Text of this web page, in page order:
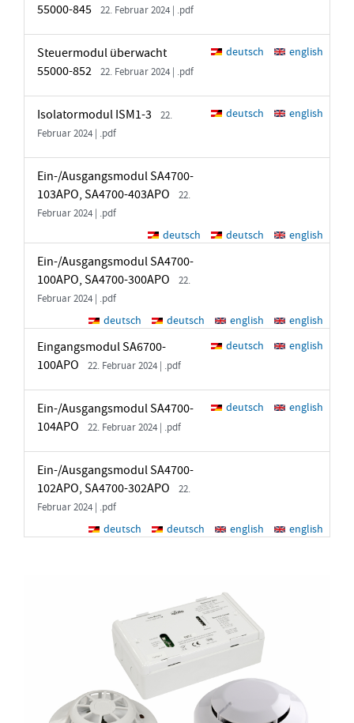
55000-845
22. Februar 2024 | .pdf
Steuermodul überwacht
55000-852
22. Februar 2024 | .pdf
deutsch english
Isolatormodul ISM1-3
22.
Februar 2024 | .pdf
deutsch english
Ein-/Ausgangsmodul SA4700-
103APO, SA4700-403APO
22.
Februar 2024 | .pdf
deutsch deutsch english
Ein-/Ausgangsmodul SA4700-
100APO, SA4700-300APO
22.
Februar 2024 | .pdf
deutsch deutsch english english
Eingangsmodul SA6700-
100APO
22. Februar 2024 | .pdf
deutsch english
Ein-/Ausgangsmodul SA4700-
104APO
22. Februar 2024 | .pdf
deutsch english
Ein-/Ausgangsmodul SA4700-
102APO, SA4700-302APO
22.
Februar 2024 | .pdf
deutsch deutsch english english